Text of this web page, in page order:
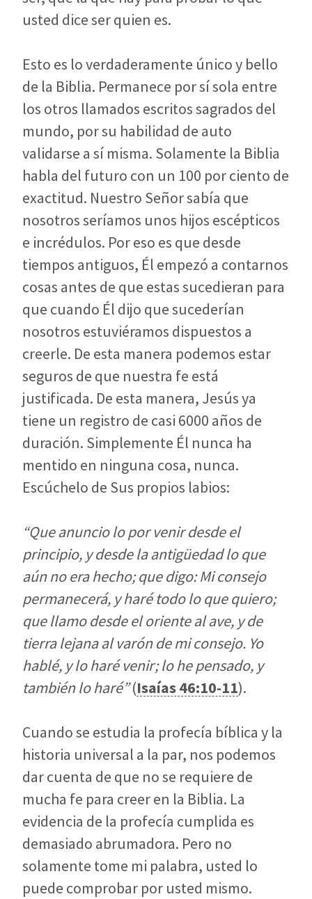
usted dice ser quien es.
Esto es lo verdaderamente único y bello
de la Biblia. Permanece por sí sola entre
los otros llamados escritos sagrados del
mundo, por su habilidad de auto
validarse a sí misma. Solamente la Biblia
habla del futuro con un 100 por ciento de
exactitud. Nuestro Señor sabía que
nosotros seríamos unos hijos escépticos
e incrédulos. Por eso es que desde
tiempos antiguos, Él empezó a contarnos
cosas antes de que estas sucedieran para
que cuando Él dijo que sucederían
nosotros estuviéramos dispuestos a
creerle. De esta manera podemos estar
seguros de que nuestra fe está
justificada. De esta manera, Jesús ya
tiene un registro de casi 6000 años de
duración. Simplemente Él nunca ha
mentido en ninguna cosa, nunca.
Escúchelo de Sus propios labios:
“Que anuncio lo por venir desde el
principio, y desde la antigüedad lo que
aún no era hecho; que digo: Mi consejo
permanecerá, y haré todo lo que quiero;
que llamo desde el oriente al ave, y de
tierra lejana al varón de mi consejo. Yo
hablé, y lo haré venir; lo he pensado, y
también lo haré”(Isaías 46:10-11).
Cuando se estudia la profecía bíblica y la
historia universal a la par, nos podemos
dar cuenta de que no se requiere de
mucha fe para creer en la Biblia. La
evidencia de la profecía cumplida es
demasiado abrumadora. Pero no
solamente tome mi palabra, usted lo
puede comprobar por usted mismo.